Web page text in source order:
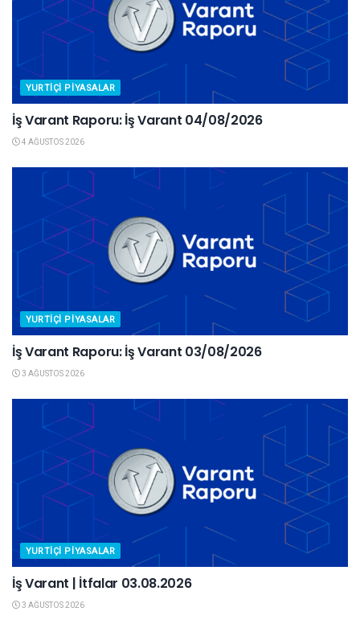
YURTIÇI PIYASALAR
İş Varant Raporu: İş Varant 04/08/2026
4 AĞUSTOS 2026
YURTIÇI PIYASALAR
İş Varant Raporu: İş Varant 03/08/2026
3 AĞUSTOS 2026
YURTIÇI PIYASALAR
İş Varant | İtfalar 03.08.2026
3 AĞUSTOS 2026